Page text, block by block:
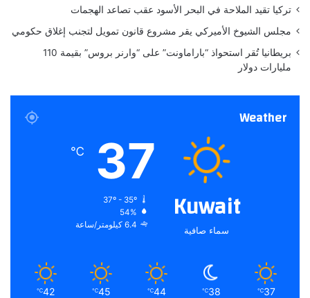
ع
ل
م
تركيا تقيد الملاحة في البحر الأسود عقب تصاعد الهجمات
مجلس الشيوخ الأميركي يقر مشروع قانون تمويل لتجنب إغلاق حكومي
بريطانيا تُقر استحواذ “باراماونت” على “وارنر بروس” بقيمة 110
مليارات دولار
Weather
Kuwait
سماء صافية
37
℃
37º - 35º
54%
6.4 كيلومتر/ساعة
37
℃
38
℃
44
℃
45
℃
42
℃